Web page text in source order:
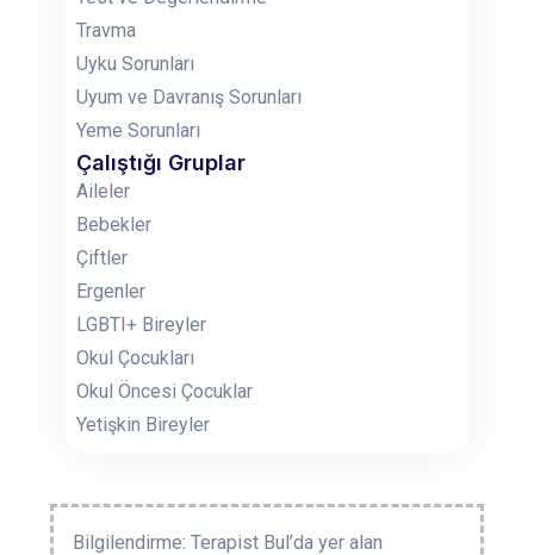
Travma
Uyku Sorunları
Uyum ve Davranış Sorunları
Yeme Sorunları
Çalıştığı Gruplar
Aileler
Bebekler
Çiftler
Ergenler
LGBTI+ Bireyler
Okul Çocukları
Okul Öncesi Çocuklar
Yetişkin Bireyler
Bilgilendirme: Terapist Bul’da yer alan